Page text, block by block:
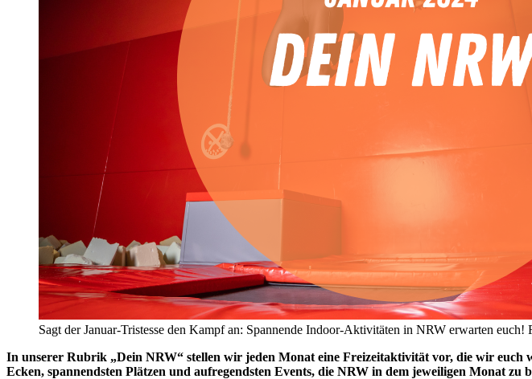
Sagt der Januar-Tristesse den Kampf an: Spannende Indoor-Aktivitäten in NRW erwarten euch!
In unserer Rubrik „Dein NRW“ stellen wir jeden Monat eine Freizeitaktivität vor, die wir euch
Ecken, spannendsten Plätzen und aufregendsten Events, die NRW in dem jeweiligen Monat